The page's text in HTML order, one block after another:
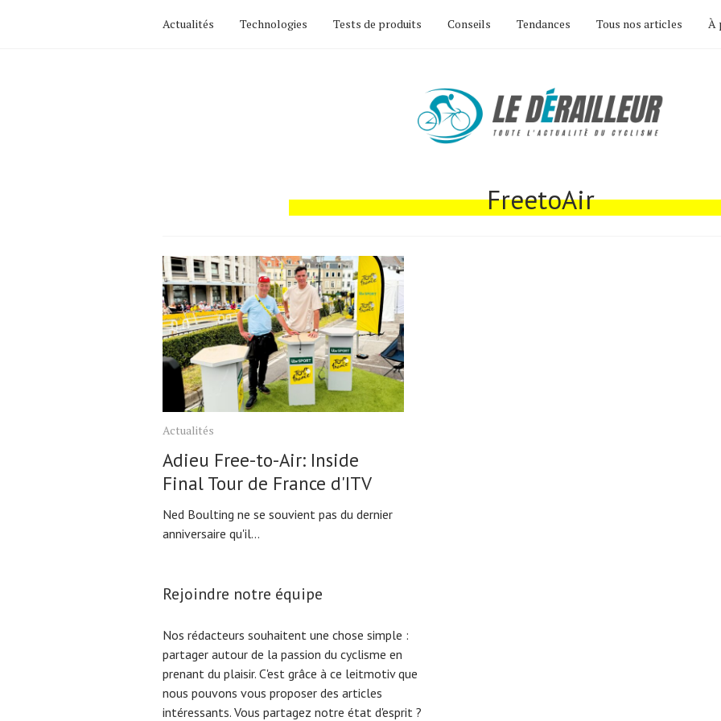
Actualités Technologies Tests de produits Conseils Tendances Tous nos articles À
FreetoAir
Actualités
Adieu Free-to-Air: Inside
Final Tour de France d'ITV
Ned Boulting ne se souvient pas du dernier
anniversaire qu'il...
Rejoindre notre équipe
Nos rédacteurs souhaitent une chose simple :
partager autour de la passion du cyclisme en
prenant du plaisir. C'est grâce à ce leitmotiv que
nous pouvons vous proposer des articles
intéressants. Vous partagez notre état d'esprit ?